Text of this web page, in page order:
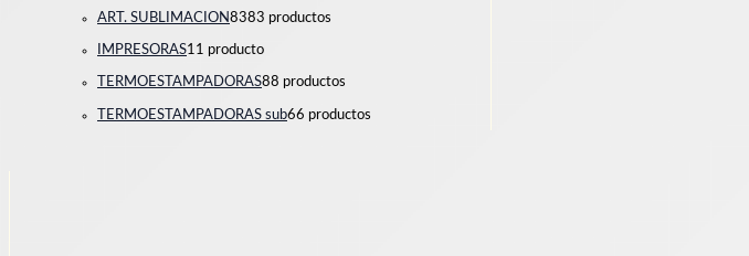
ART. SUBLIMACION8383 productos
IMPRESORAS11 producto
TERMOESTAMPADORAS88 productos
TERMOESTAMPADORAS sub66 productos